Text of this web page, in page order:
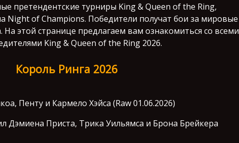
претендентские турниры King & Queen of the Ring,
Night of Champions. Победители получат бои за мировые
На этой странице предлагаем вам ознакомиться со всеми
King & Queen of the Ring 2026.
Король Ринга 2026
Пенту и Кармело Хэйса (Raw 01.06.2026)
Дэмиена Приста, Трика Уильямса и Брона Брейкера